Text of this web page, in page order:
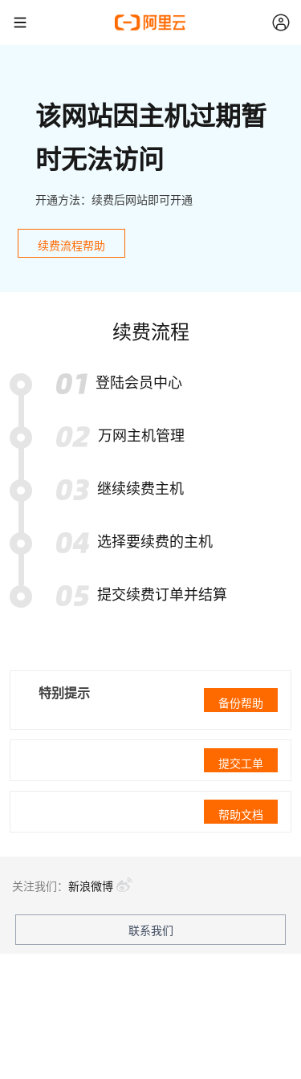
该网站因主机过期暂
时无法访问
开通方法：续费后网站即可开通
续费流程帮助
续费流程
登陆会员中心
万网主机管理
继续续费主机
选择要续费的主机
提交续费订单并结算
特别提示
备份帮助
提交工单
帮助文档